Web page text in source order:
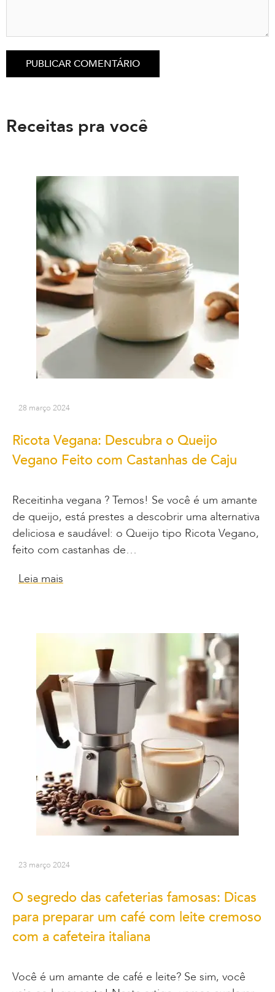
Receitas pra você
28 março 2024
Ricota Vegana: Descubra o Queijo
Vegano Feito com Castanhas de Caju
Receitinha vegana ? Temos! Se você é um amante
de queijo, está prestes a descobrir uma alternativa
deliciosa e saudável: o Queijo tipo Ricota Vegano,
feito com castanhas de…
Leia mais
23 março 2024
O segredo das cafeterias famosas: Dicas
para preparar um café com leite cremoso
com a cafeteira italiana
Você é um amante de café e leite? Se sim, você